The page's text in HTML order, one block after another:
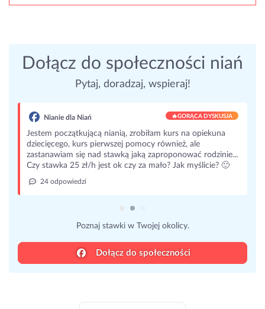
Dołącz do społeczności niań
Pytaj, doradzaj, wspieraj!
Dołącz do społeczności